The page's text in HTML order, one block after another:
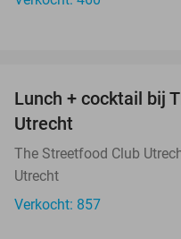
Lunch + cocktail bij
Utrecht
The Streetfood Club
Utrecht
Verkocht: 857